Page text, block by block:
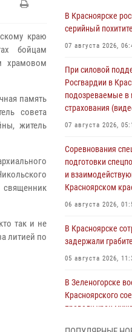
краю
бойцам
храмовом
память
совета
житель
так и не
литией по
В Красноярске
серийный
07 августа 2026,
При силовой
Росгвардии в
подозреваемые в
страхования
07 августа 2026,
Соревнования
подготовки
и
Красноярском
06 августа 2026,
В Красноярске
задержали
05 августа 2026,
В Зеленогорске
Красноярского
провели урок